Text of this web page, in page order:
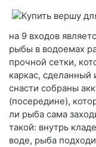
на 9 входов
рыбы в водоемах
прочной сетки,
каркас, сделанный
снасти собраны
(посередине),
ли рыба сама
такой: внутрь
воде, рыба